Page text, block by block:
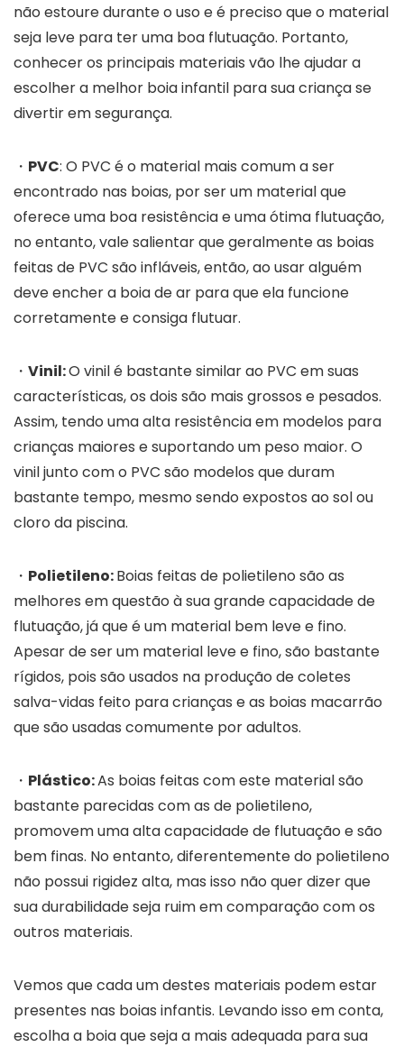
não estoure durante o uso e é preciso que o material
seja leve para ter uma boa flutuação. Portanto,
conhecer os principais materiais vão lhe ajudar a
escolher a melhor boia infantil para sua criança se
divertir em segurança.
・ PVC: O PVC é o material mais comum a ser
encontrado nas boias, por ser um material que
oferece uma boa resistência e uma ótima flutuação,
no entanto, vale salientar que geralmente as boias
feitas de PVC são infláveis, então, ao usar alguém
deve encher a boia de ar para que ela funcione
corretamente e consiga flutuar.
・ Vinil:O vinil é bastante similar ao PVC em suas
características, os dois são mais grossos e pesados.
Assim, tendo uma alta resistência em modelos para
crianças maiores e suportando um peso maior. O
vinil junto com o PVC são modelos que duram
bastante tempo, mesmo sendo expostos ao sol ou
cloro da piscina.
・ Polietileno:Boias feitas de polietileno são as
melhores em questão à sua grande capacidade de
flutuação, já que é um material bem leve e fino.
Apesar de ser um material leve e fino, são bastante
rígidos, pois são usados na produção de coletes
salva-vidas feito para crianças e as boias macarrão
que são usadas comumente por adultos.
・ Plástico:As boias feitas com este material são
bastante parecidas com as de polietileno,
promovem uma alta capacidade de flutuação e são
bem finas. No entanto, diferentemente do polietileno
não possui rigidez alta, mas isso não quer dizer que
sua durabilidade seja ruim em comparação com os
outros materiais.
Vemos que cada um destes materiais podem estar
presentes nas boias infantis. Levando isso em conta,
escolha a boia que seja a mais adequada para sua